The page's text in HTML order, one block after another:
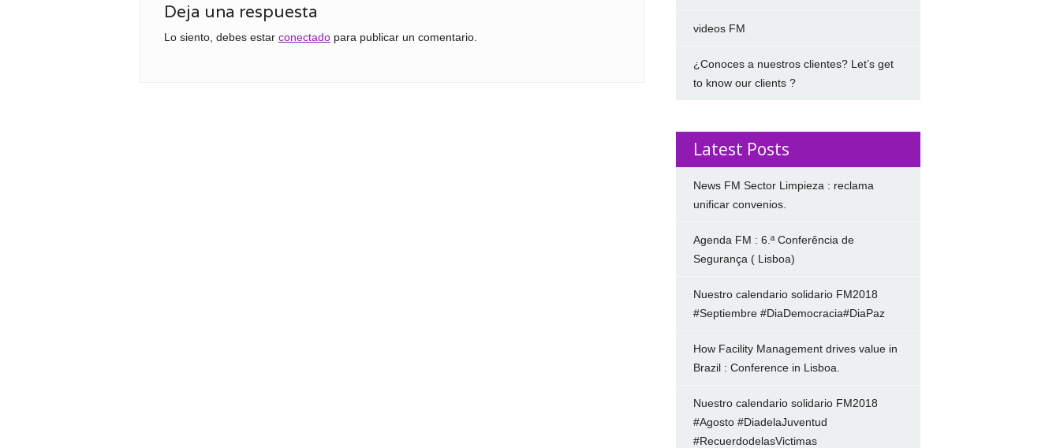
Deja una respuesta
Lo siento, debes estar conectadopara publicar un comentario.
videos FM
¿Conoces a nuestros clientes? Let’s get
to know our clients ?
Latest Posts
News FM Sector Limpieza : reclama
unificar convenios.
Agenda FM : 6.ª Conferência de
Segurança ( Lisboa)
Nuestro calendario solidario FM2018
#Septiembre #DiaDemocracia#DiaPaz
How Facility Management drives value in
Brazil : Conference in Lisboa.
Nuestro calendario solidario FM2018
#Agosto #DiadelaJuventud
#RecuerdodelasVictimas